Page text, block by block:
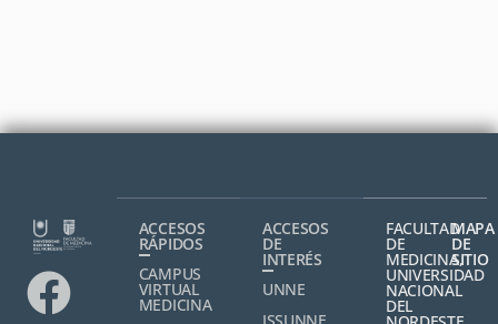
ACCESOS
RÁPIDOS
CAMPUS
VIRTUAL
MEDICINA
ACCESOS
DE
INTERÉS
UNNE
FACULTAD
DE
MEDICINA,
UNIVERSIDAD
NACIONAL
DEL
MAPA
DE
SITIO